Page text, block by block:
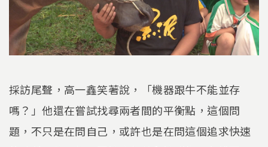
採訪尾聲，高一鑫笑著說，「機器跟牛不能並存
嗎？」他還在嘗試找尋兩者間的平衡點，這個問
題，不只是在問自己，或許也是在問這個追求快速